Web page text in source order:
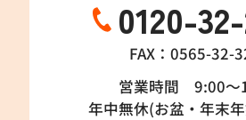
0120-
FAX：0565-32-
営業時間 9:00～
年中無休(お盆・年末